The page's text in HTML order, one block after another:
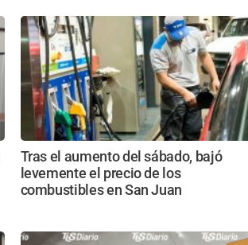
Tras el aumento del sábado, bajó
levemente el precio de los
combustibles en San Juan